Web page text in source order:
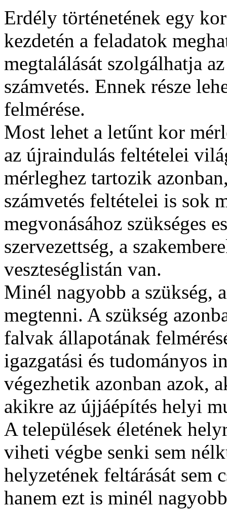
Erdély történetének egy
kezdetén a feladatok
megtalálását szolgálhatja
számvetés. Ennek része
felmérése.
Most lehet a letűnt kor
az újraindulás feltételei
mérleghez tartozik
számvetés feltételei is sok
megvonásához szükséges
szervezettség, a
veszteséglistán van.
Minél nagyobb a szükség,
megtenni. A szükség
falvak állapotának
igazgatási és tudományos
végezhetik azonban azok,
akikre az újjáépítés helyi
A települések életének
viheti végbe senki sem
helyzetének feltárását sem
hanem ezt is minél